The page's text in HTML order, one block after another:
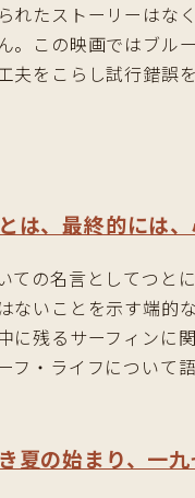
れたストーリーはな
。この映画ではブル
夫をこらし試行錯誤
は、最終的には、
ての名言としてつと
ないことを示す端的
に残るサーフィンに
フ・ライフについて語
夏の始まり、一